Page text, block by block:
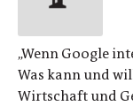
„Wenn Google
Was kann und
Wirtschaft und